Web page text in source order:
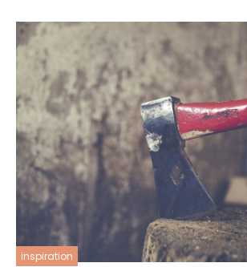
inspiration